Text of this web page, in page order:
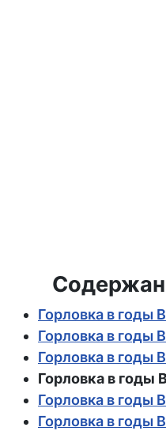
Горловка в годы
Горловка в годы
Горловка в годы
Горловка в годы
Горловка в годы
Горловка в годы